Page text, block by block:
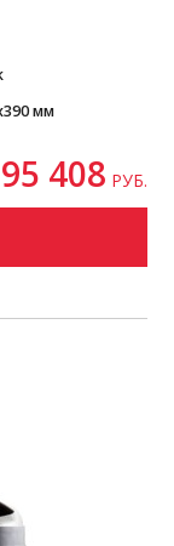
мм
95 408 РУБ.